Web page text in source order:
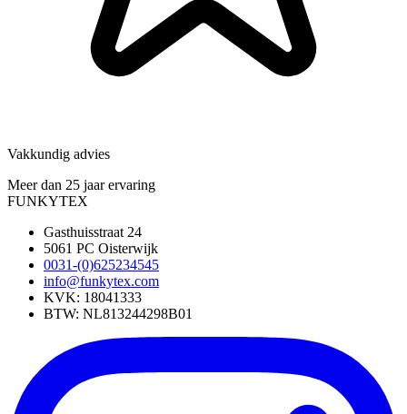
Vakkundig advies
Meer dan 25 jaar ervaring
FUNKYTEX
Gasthuisstraat 24
5061 PC Oisterwijk
0031-(0)625234545
info@funkytex.com
KVK: 18041333
BTW: NL813244298B01